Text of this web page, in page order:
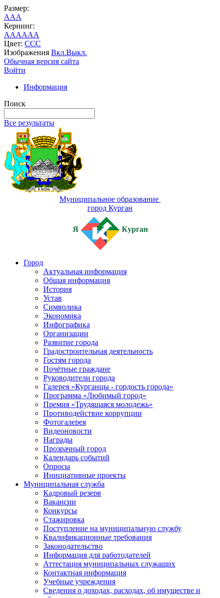
Размер:
AAA
Кернинг:
AAAAAA
Цвет: CCC
Изображения Вкл.Выкл.
Обычная версия сайта
Войти
Информация
Поиск
Все результаты
Муниципальное образование
город Курган
Я Курган
Город
Актуальная информация
Общая информация
История
Устав
Символика
Экономика
Инфографика
Организации
Развитие города
Градостроительная деятельность
Гостям города
Почётные граждане
Руководители города
Галерея «Курганцы - гордость города»
Программа «Любимый город»
Премия «Трудящаяся молодежь»
Противодействие коррупции
Фотогалерея
Видеоновости
Награды
Прозрачный город
Календарь событий
Опросы
Инициативные проекты
Муниципальная служба
Кадровый резерв
Вакансии
Конкурсы
Стажировка
Поступление на муниципальную службу
Квалификационные требования
Законодательство
Информация для работодателей
Аттестация муниципальных служащих
Контактная информация
Учебные учреждения
Сведения о доходах, расходах, об имуществе и